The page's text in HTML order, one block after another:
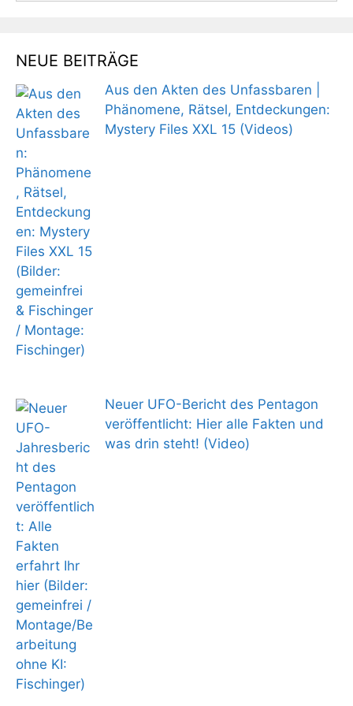
NEUE BEITRÄGE
Aus den Akten des Unfassbaren |
Phänomene, Rätsel, Entdeckungen:
Mystery Files XXL 15 (Videos)
Neuer UFO-Bericht des Pentagon
veröffentlicht: Hier alle Fakten und
was drin steht! (Video)